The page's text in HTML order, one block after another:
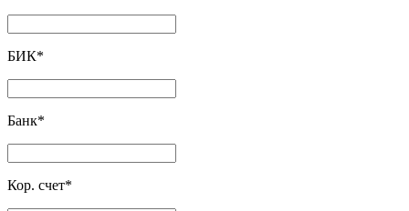
БИК*
Банк*
Кор. счет*